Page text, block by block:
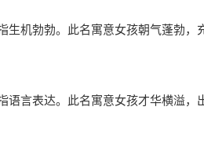
生机勃勃。此名寓意女孩朝气蓬勃，
语言表达。此名寓意女孩才华横溢，